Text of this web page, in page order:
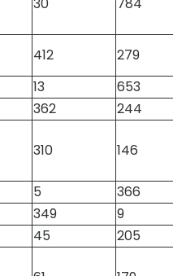
412
279
13
653
362 244
310 146
5
366
349
9
45 205